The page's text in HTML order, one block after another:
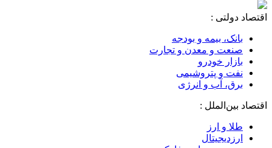
اقتصاد دولتی :
بانک، بیمه و بودجه
صنعت و معدن و تجارت
بازار خودرو
نفت و پتروشیمی
برق، آب و انرژی
اقتصاد بین‌الملل :
طلا و ارز
ارزدیجیتال